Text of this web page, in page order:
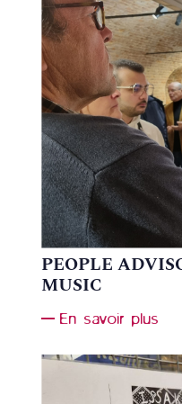
PEOPLE
MUSIC
En savoir plus